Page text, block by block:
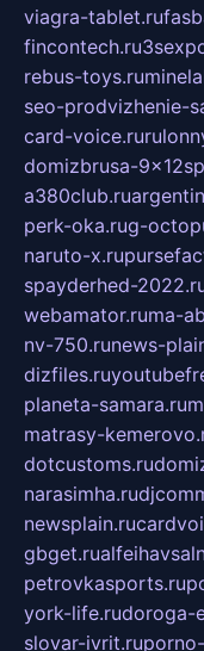
viagra-tablet.ru
fincontech.ru
rebus-toys.ru
seo-prodvizhenie-
card-voice.ru
domizbrusa-
a380club.ru
perk-oka.rug-
naruto-x.ru
spayderhed-
webamator.ruma-
nv-750.runews-
dizfiles.ru
planeta-samara.ru
matrasy-
dotcustoms.ru
narasimha.ru
newsplain.ru
gbget.ru
petrovkasports.ru
york-life.rudoroga-
slovar-ivrit.ru